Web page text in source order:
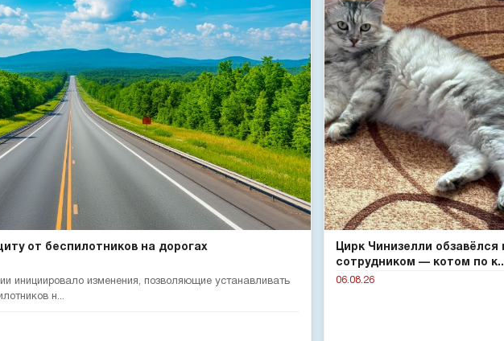
от беспилотников на дорогах
инициировало изменения, позволяющие устанавливать
н...
Цирк Чинизелли обзавёлся
сотрудником — котом по
06.08.26